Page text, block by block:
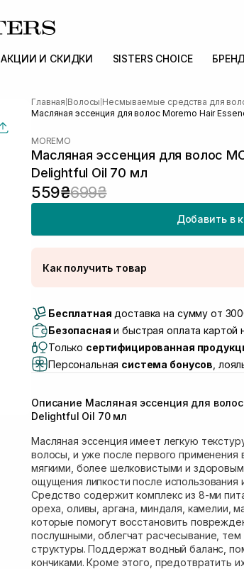
АКЦИИ И СКИДКИ SISTERS CHOICE
Главная Волосы Несмываемые средства для
Масляная эссенция для волос Moremo Hair
MOREMO
Масляная эссенция для волос
Delightful Oil 70 мл
559₴699₴
Добавить в
Как получить товар
Самовывоз г. Луцк, Винниченка 4
Самовывоз г. Львов, ул. Академика
Самовывоз Львов (Ивана Франко 36)
Самовывоз г. Львов ул. Степана
Самовывоз г. Ровно, ул. Кулика и
Бесплатная доставка на сумму от
Безопасная и быстрая оплата картой
Только сертифицированная
Персональная система бонусов ,
Описание Масляная эссенция для волос
Delightful Oil 70 мл
Масляная эссенция имеет легкую
волосы, и уже после первого применения
мягкими, более шелковистыми и
ощущения липкости после
Средство содержит комплекс из 8-ми
ореха, оливы, аргана, миндаля, камелии,
которые помогут восстановить
послушными, облегчат расчесывание,
структуры. Поддержат водный баланс,
кончиками. Кроме этого, предотвратить